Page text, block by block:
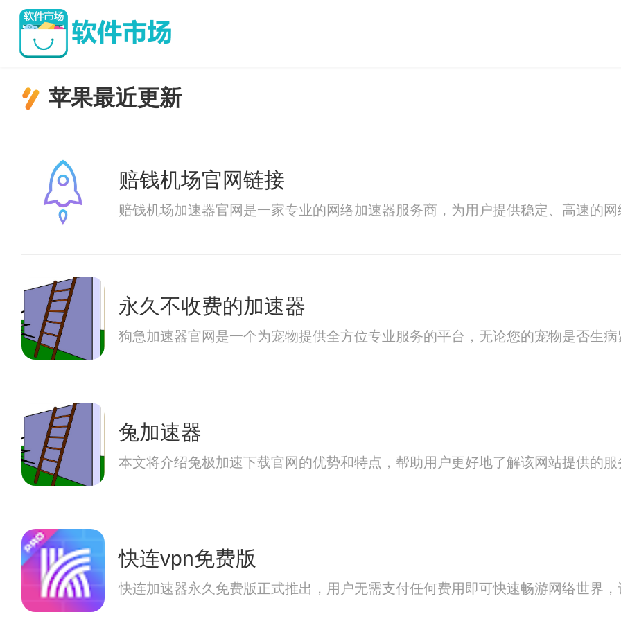
苹果最近更新
赔钱机场官网链接
赔钱机场加速器官网是一家专业的网络加速器服务商，为用户提供稳定、高速的
永久不收费的加速器
狗急加速器官网是一个为宠物提供全方位专业服务的平台，无论您的宠物是否生
兔加速器
本文将介绍兔极加速下载官网的优势和特点，帮助用户更好地了解该网站提供的
快连vpn免费版
快连加速器永久免费版正式推出，用户无需支付任何费用即可快速畅游网络世界